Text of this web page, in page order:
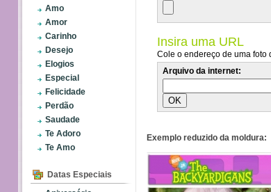
Amo
Amor
Carinho
Desejo
Elogios
Especial
Felicidade
Perdão
Saudade
Te Adoro
Te Amo
Datas Especiais
Insira uma URL
Cole o endereço de uma foto
Arquivo da internet:
Exemplo reduzido da moldura: